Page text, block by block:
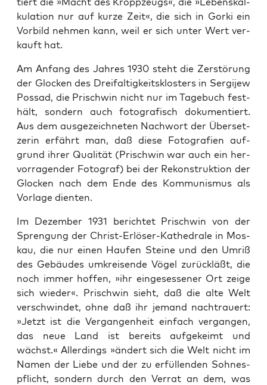
ku­la­ti­on nur auf kur­ze Zeit«, die sich in Gor­ki ein
Vor­bild neh­men kann, weil er sich unter Wert ver­
kauft hat.
Am Anfang des Jah­res 1930 steht die Zer­stö­rung
der Glo­cken des Drei­fal­tig­keits­klos­ters in Ser­gi­jew
­Pos­sad, die Prischwin nicht nur im Tage­buch fest­
hält, son­dern auch foto­gra­fisch doku­men­tiert.
Aus dem aus­ge­zeich­ne­ten Nach­wort der Über­set­
ze­rin erfährt man, daß die­se Foto­gra­fien auf­
grund ihrer Qua­li­tät (Prischwin war auch ein her­
vor­ra­gen­der Foto­graf) bei der Rekon­struk­ti­on der
Glo­cken nach dem Ende des Kom­mu­nis­mus als
Vor­la­ge dienten.
Im Dezem­ber 1931 berich­tet ­Prischwin von der
Spren­gung der Christ-Erlö­ser-Kathe­dra­le in Mos­
kau, die nur einen Hau­fen Stei­ne und den Umriß
des Gebäu­des umkrei­sen­de Vögel zurück­läßt, die
noch immer hof­fen, »ihr ein­ge­ses­se­ner Ort zei­ge
sich wie­der«. Prisch­win sieht, daß die alte Welt
ver­schwin­det, ohne daß ihr jemand nach­trau­ert:
»Jetzt ist die Ver­gan­gen­heit ein­fach ver­gan­gen,
das neue Land ist bereits auf­ge­keimt und
wächst.« Aller­dings »ändert sich die Welt nicht im
Namen der Lie­be und der zu erfül­len­den Soh­nes­
pflicht, son­dern durch den Ver­rat an dem, was